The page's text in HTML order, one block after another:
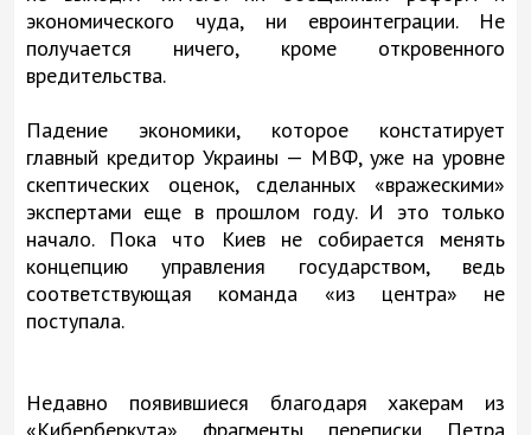
экономического чуда, ни евроинтеграции. Не
получается ничего, кроме откровенного
вредительства.
Падение экономики, которое констатирует
главный кредитор Украины — МВФ, уже на уровне
скептических оценок, сделанных «вражескими»
экспертами еще в прошлом году. И это только
начало. Пока что Киев не собирается менять
концепцию управления государством, ведь
соответствующая команда «из центра» не
поступала.
Недавно появившиеся благодаря хакерам из